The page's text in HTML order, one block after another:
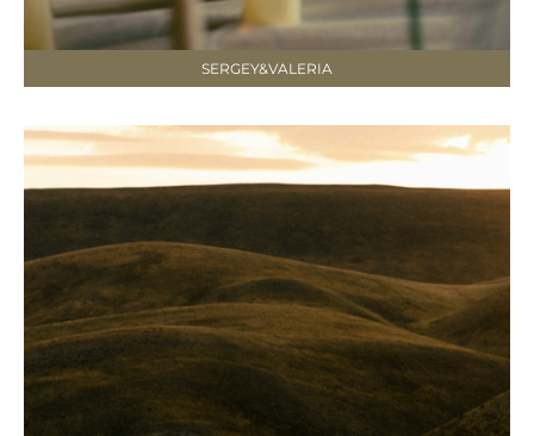
SERGEY&VALERIA